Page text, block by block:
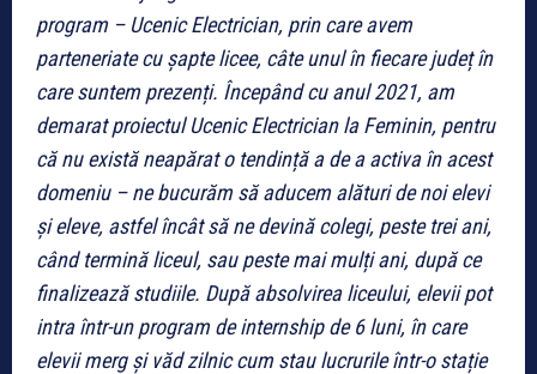
program – Ucenic Electrician, prin care avem
parteneriate cu șapte licee, câte unul în fiecare județ în
care suntem prezenți. Începând cu anul 2021, am
demarat proiectul Ucenic Electrician la Feminin, pentru
că nu există neapărat o tendință a de a activa în acest
domeniu – ne bucurăm să aducem alături de noi elevi
și eleve, astfel încât să ne devină colegi, peste trei ani,
când termină liceul, sau peste mai mulți ani, după ce
finalizează studiile. După absolvirea liceului, elevii pot
intra într-un program de internship de 6 luni, în care
elevii merg și văd zilnic cum stau lucrurile într-o stație